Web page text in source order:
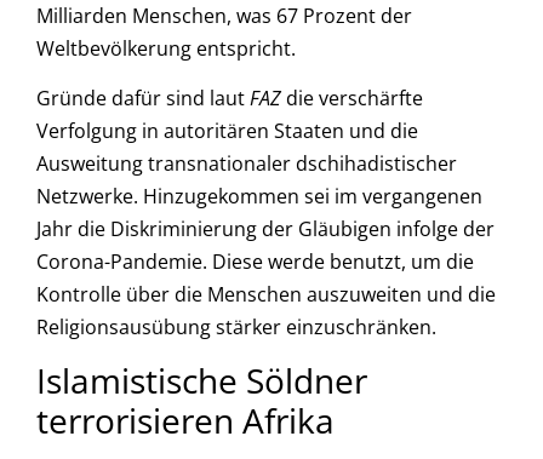
Milliarden Menschen, was 67 Prozent der
Weltbevölkerung entspricht.
Gründe dafür sind lautFAZdie verschärfte
Verfolgung in autoritären Staaten und die
Ausweitung transnationaler dschihadistischer
Netzwerke. Hinzugekommen sei im vergangenen
Jahr die Diskriminierung der Gläubigen infolge der
Corona-Pandemie. Diese werde benutzt, um die
Kontrolle über die Menschen auszuweiten und die
Religionsausübung stärker einzuschränken.
Islamistische Söldner
terrorisieren Afrika